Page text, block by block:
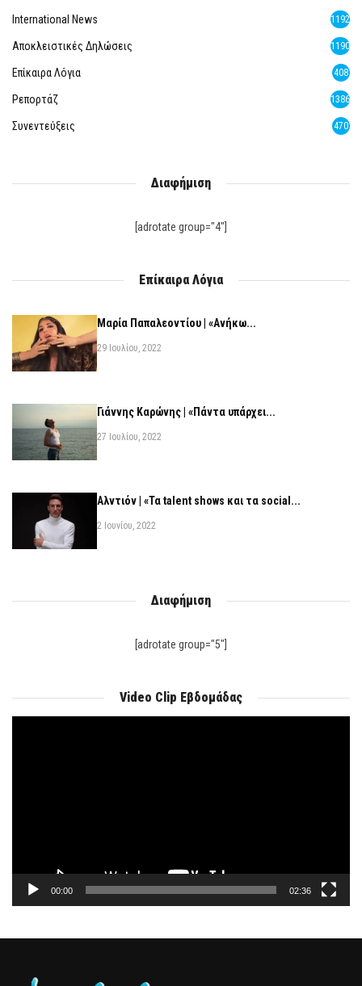
International News 1192
Αποκλειστικές Δηλώσεις 1190
Επίκαιρα Λόγια 408
Ρεπορτάζ 1386
Συνεντεύξεις 470
Διαφήμιση
[adrotate group="4"]
Επίκαιρα Λόγια
Μαρία Παπαλεοντίου | «Ανήκω...
29 Ιουλίου, 2022
Γιάννης Καρώνης | «Πάντα υπάρχει...
27 Ιουλίου, 2022
Αλντιόν | «Τα talent shows και τα social...
2 Ιουνίου, 2022
Διαφήμιση
[adrotate group="5"]
Video Clip Εβδομάδας
00:00 02:36